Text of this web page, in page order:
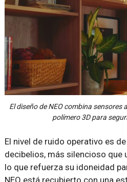
El diseño de NEO combina
polímero 3D para
El nivel de ruido operativo es
decibelios, más silencioso que
lo que refuerza su idoneidad
NEO está recubierto con una